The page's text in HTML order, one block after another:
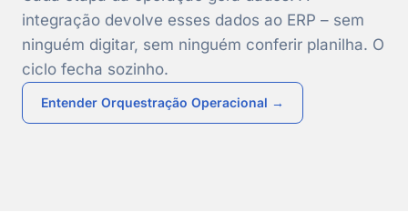
integração devolve esses dados ao ERP – sem
ninguém digitar, sem ninguém conferir planilha. O
ciclo fecha sozinho.
Entender Orquestração Operacional →